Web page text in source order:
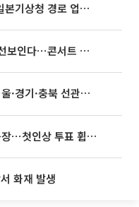
태풍 '돌핀' 오키나와 접근…일본기상청 경로 업데이트
빅뱅, 20주년 기념 '새 뱅봉' 선보인다⋯콘서트 앞두고 팝업 개최
선관위 등 추가 압수수색
‘나솔사계’ 국화, 결별 후 재등장⋯첫인상 투표 휩쓸고 ‘인기녀’ 등극
화재 발생